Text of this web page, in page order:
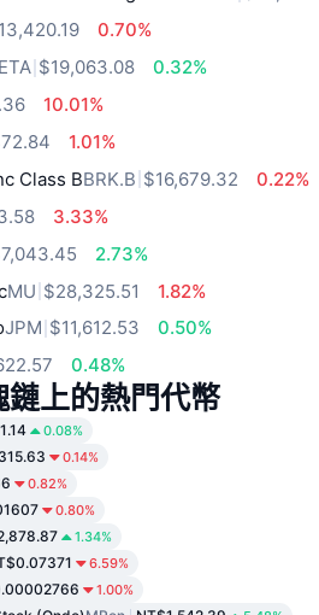
0.70%
$19,063.08
0.32%
10.01%
1.01%
Class BBRK.B $16,679.32
0.22%
3.33%
2.73%
MU $28,325.51
1.82%
JPM $11,612.53
0.50%
0.48%
上的熱門代幣
0.08%
0.14%
0.82%
0.80%
1.34%
6.59%
1.00%